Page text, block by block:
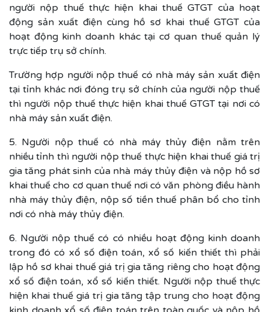
người nộp thuế thực hiện khai thuế GTGT của hoạt
động sản xuất điện cùng hồ sơ khai thuế GTGT của
hoạt động kinh doanh khác tại cơ quan thuế quản lý
trực tiếp trụ sở chính.
Trường hợp người nộp thuế có nhà máy sản xuất điện
tại tỉnh khác nơi đóng trụ sở chính của người nộp thuế
thì người nộp thuế thực hiện khai thuế GTGT tại nơi có
nhà máy sản xuất điện.
5. Người nộp thuế có nhà máy thủy điện nằm trên
nhiều tỉnh thì người nộp thuế thực hiện khai thuế giá trị
gia tăng phát sinh của nhà máy thủy điện và nộp hồ sơ
khai thuế cho cơ quan thuế nơi có văn phòng điều hành
nhà máy thủy điện, nộp số tiền thuế phân bổ cho tỉnh
nơi có nhà máy thủy điện.
6. Người nộp thuế có có nhiều hoạt động kinh doanh
trong đó có xổ số điện toán, xổ số kiến thiết thì phải
lập hồ sơ khai thuế giá trị gia tăng riêng cho hoạt động
xổ số điện toán, xổ số kiến thiết. Người nộp thuế thực
hiện khai thuế giá trị gia tăng tập trung cho hoạt động